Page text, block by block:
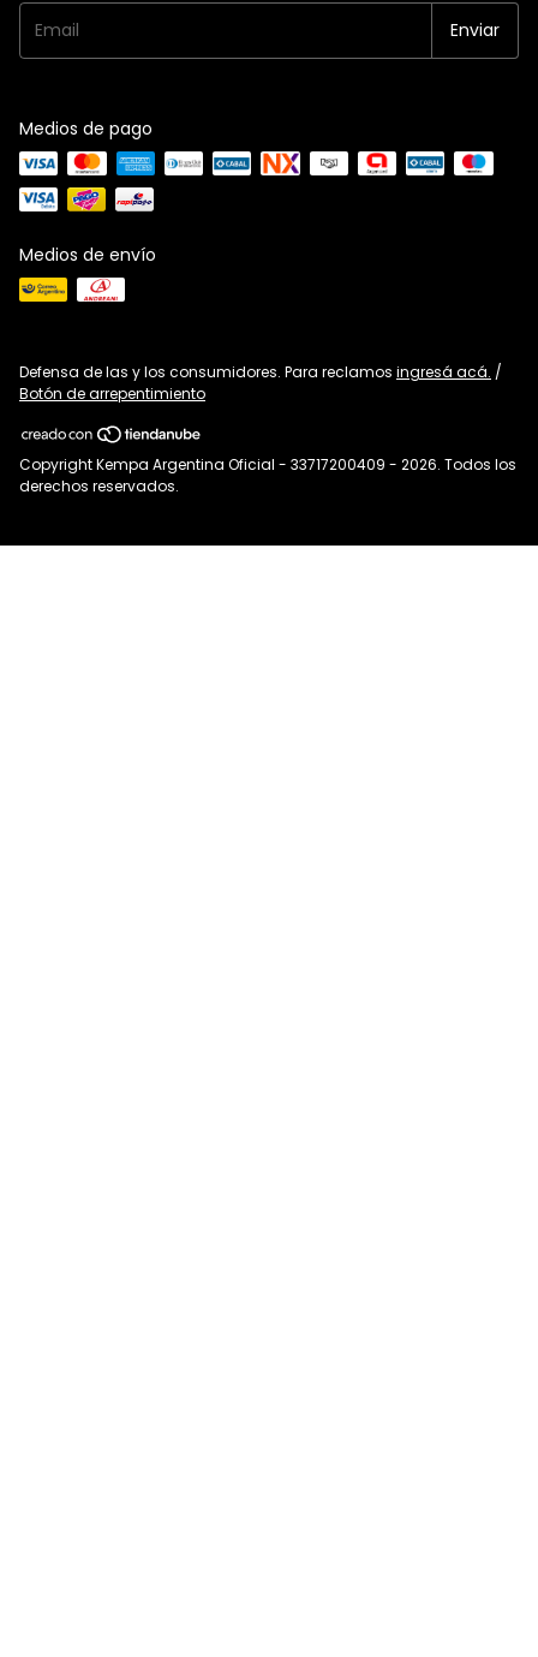
Medios de pago
Medios de envío
Defensa de las y los consumidores. Para reclamos ingresá acá. /
Botón de arrepentimiento
Copyright Kempa Argentina Oficial - 33717200409 - 2026. Todos los
derechos reservados.